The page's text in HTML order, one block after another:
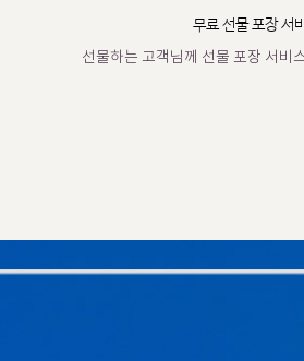
무료 선물 포장 서
선물하는 고객님께 선물 포장 서비